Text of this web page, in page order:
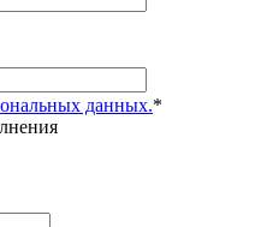
данных.*